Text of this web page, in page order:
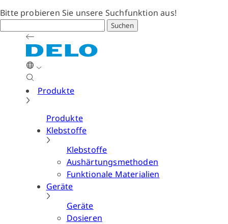
Bitte probieren Sie unsere Suchfunktion aus!
Suchen
Produkte
Produkte
Klebstoffe
Klebstoffe
Aushärtungsmethoden
Funktionale Materialien
Geräte
Geräte
Dosieren